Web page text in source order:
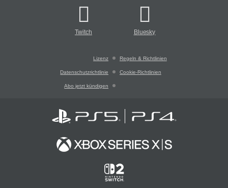
Twitch Bluesky
Lizenz Regeln & Richtlinien
Datenschutzrichtlinie Cookie-Richtlinien
Abo jetzt kündigen